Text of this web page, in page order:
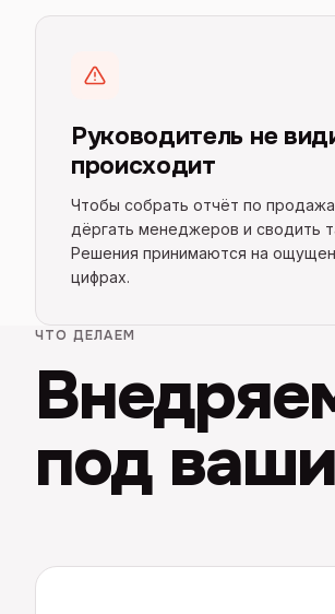
Руководитель не
происходит
Чтобы собрать отчёт по
дёргать менеджеров и сводить
Решения принимаются на
цифрах.
ЧТО ДЕЛАЕМ
под